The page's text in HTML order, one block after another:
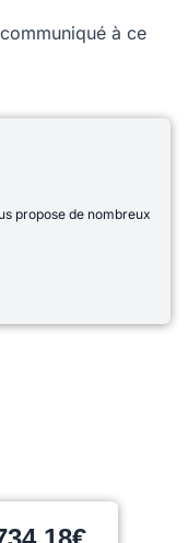
à ce
propose de nombreux